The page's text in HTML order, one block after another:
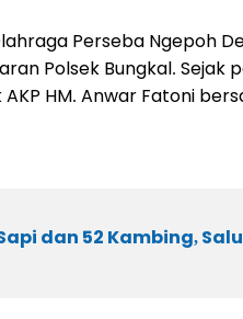
Perseba Ngepoh
Polsek Bungkal. Sejak
HM. Anwar Fatoni
dan 52 Kambing,